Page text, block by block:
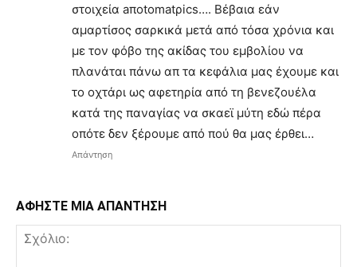
στοιχεία aποtomatρics…. Βέβαια εάν
αμαρτίσος σαρκικά μετά από τόσα χρόνια και
με τον φόβο της ακίδας του εμβολίου να
πλανάται πάνω απ τα κεφάλια μας έχουμε και
το οχτάρι ως αφετηρία από τη βενεζουέλα
κατά της παναγίας να σκαεϊ μύτη εδώ πέρα
οπότε δεν ξέρουμε από πού θα μας έρθει…
Απάντηση
ΑΦΗΣΤΕ ΜΙΑ ΑΠΑΝΤΗΣΗ